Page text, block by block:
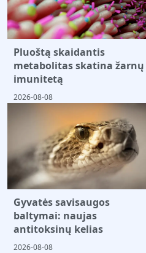
Pluoštą skaidantis
metabolitas skatina žarnų
imunitetą
2026-08-08
Gyvatės savisaugos
baltymai: naujas
antitoksinų kelias
2026-08-08